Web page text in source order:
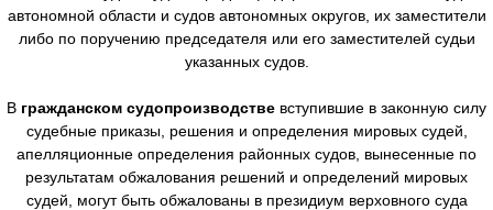
автономной области и судов автономных округов, их заместители
либо по поручению председателя или его заместителей судьи
указанных судов.
В гражданском судопроизводстве вступившие в законную силу
судебные приказы, решения и определения мировых судей,
апелляционные определения районных судов, вынесенные по
результатам обжалования решений и определений мировых
судей, могут быть обжалованы в президиум верховного суда